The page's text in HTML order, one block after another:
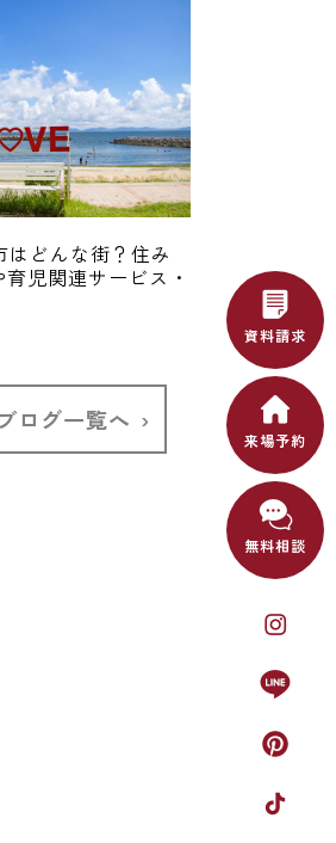
資料請求
来場予約
無料相談
はどんな街？住み
児関連サービス・
ログ一覧へ